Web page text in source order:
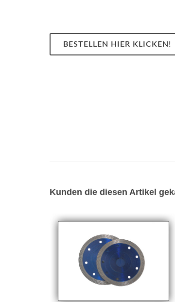
BESTELLEN HIER KLICKEN!
Kunden die diesen Artikel